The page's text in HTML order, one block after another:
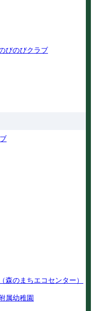
びのびクラブ
森のまちエコセンター）
属幼稚園